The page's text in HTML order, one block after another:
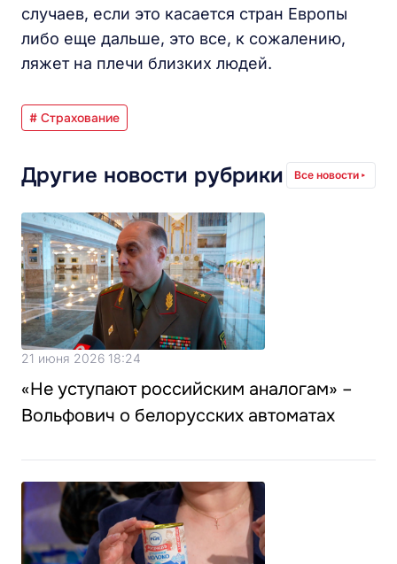
случаев, если это касается стран Европы
либо еще дальше, это все, к сожалению,
ляжет на плечи близких людей.
# Страхование
Другие новости рубрики Все новости
21 июня 2026 18:24
«Не уступают российским аналогам» –
Вольфович о белорусских автоматах